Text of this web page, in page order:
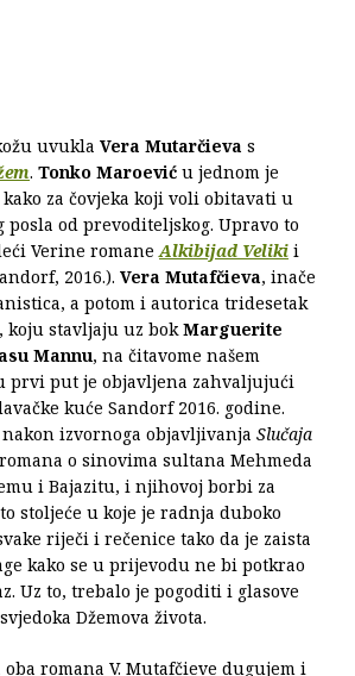
uvukla Vera Mutarčieva s
. Tonko Maroević u jednom je
za čovjeka koji voli obitavati u
posla od prevoditeljskog. Upravo to
Verine romaneAlkibijad Veliki i
2016.). Vera Mutafčieva, inače
a potom i autorica tridesetak
koju stavljaju uz bokMarguerite
Mannu, na čitavome našem
prvi put je objavljena zahvaljujući
kuće Sandorf 2016. godine.
nakon izvornoga objavljivanja Slučaja
o sinovima sultana Mehmeda
i Bajazitu, i njihovoj borbi za
stoljeće u koje je radnja duboko
riječi i rečenice tako da je zaista
kako se u prijevodu ne bi potkrao
Uz to, trebalo je pogoditi i glasove
Džemova života.
romana V. Mutafčieve dugujem i